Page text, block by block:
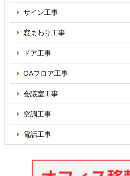
サイン工事
窓まわり工事
ドア工事
OAフロア工事
会議室工事
空調工事
電話工事